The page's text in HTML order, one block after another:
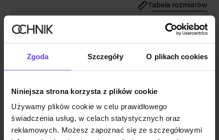
Zgoda Szczegóły O plikach cookies
Niniejsza strona korzysta z plików cookie
Używamy plików cookie w celu prawidłowego
świadczenia usług, w celach statystycznych oraz
reklamowych. Możesz zapoznać się ze szczegółowymi
Tabela rozmiarów
Wybierz rozmiar
Opis produktu
Opinie